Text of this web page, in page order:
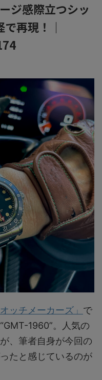
ジ感際立つシッ
再現！｜
ッチメーカーズ」 で
1960”。人気の
、筆者自身が今回の
たと感じているのが